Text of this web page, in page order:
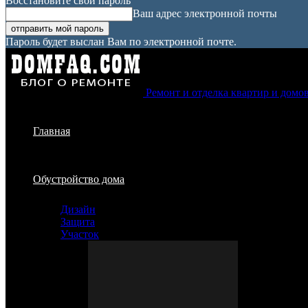
Ваш адрес электронной почты
Пароль будет выслан Вам по электронной почте.
Ремонт и отделка квартир и
Главная
Обустройство дома
Дизайн
Защита
Участок